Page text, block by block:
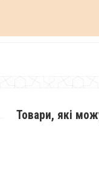
Товари, які